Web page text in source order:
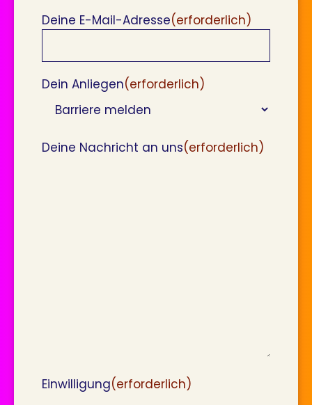
Deine E-Mail-Adresse(erforderlich)
Dein Anliegen(erforderlich)
Deine Nachricht an uns(erforderlich)
Einwilligung(erforderlich)